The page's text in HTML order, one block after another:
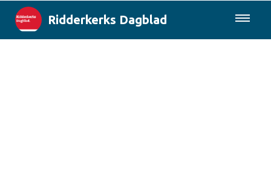
Ridderkerks Dagblad